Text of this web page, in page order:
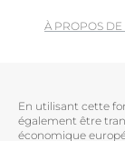
À PROPOS
En utilisant cette
également être
économique